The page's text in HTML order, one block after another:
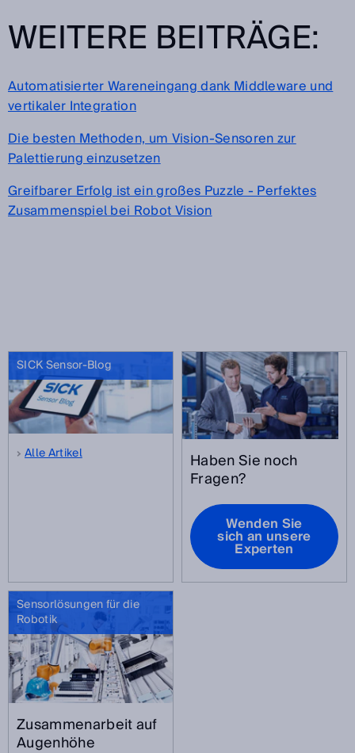
WEITERE BEITRÄGE:
Automatisierter Wareneingang dank Middleware und
vertikaler Integration
Die besten Methoden, um Vision-Sensoren zur
Palettierung einzusetzen
Greifbarer Erfolg ist ein großes Puzzle - Perfektes
Zusammenspiel bei Robot Vision
SICK Sensor-Blog
Alle Artikel Haben Sie noch
Fragen?
Wenden Sie
sich an unsere
Experten
Sensorlösungen für die
Robotik
Zusammenarbeit auf
Augenhöhe